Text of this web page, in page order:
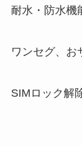
耐水・防水機
ワンセグ、お
SIMロック解